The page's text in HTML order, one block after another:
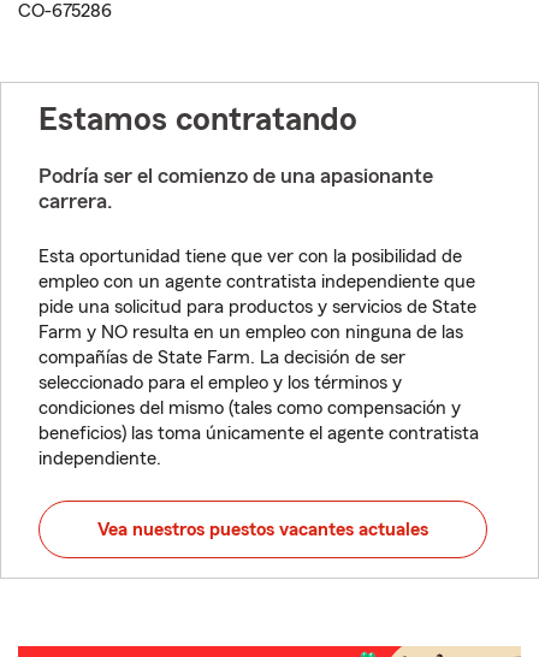
CO-675286
Estamos contratando
Podría ser el comienzo de una apasionante
carrera.
Esta oportunidad tiene que ver con la posibilidad de
empleo con un agente contratista independiente que
pide una solicitud para productos y servicios de State
Farm y NO resulta en un empleo con ninguna de las
compañías de State Farm. La decisión de ser
seleccionado para el empleo y los términos y
condiciones del mismo (tales como compensación y
beneficios) las toma únicamente el agente contratista
independiente.
Vea nuestros puestos vacantes actuales